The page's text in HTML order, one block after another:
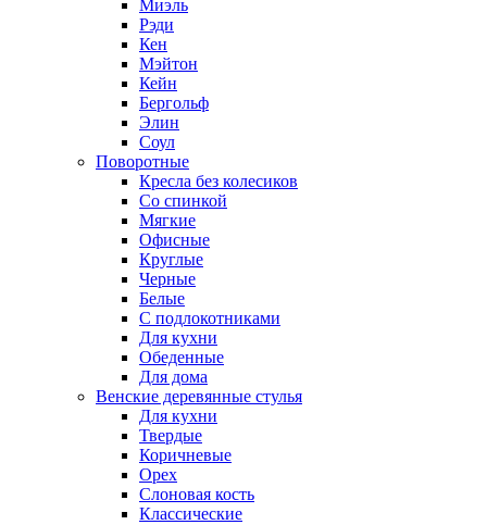
Миэль
Рэди
Кен
Мэйтон
Кейн
Бергольф
Элин
Соул
Поворотные
Кресла без колесиков
Со спинкой
Мягкие
Офисные
Круглые
Черные
Белые
С подлокотниками
Для кухни
Обеденные
Для дома
Венские деревянные стулья
Для кухни
Твердые
Коричневые
Орех
Слоновая кость
Классические